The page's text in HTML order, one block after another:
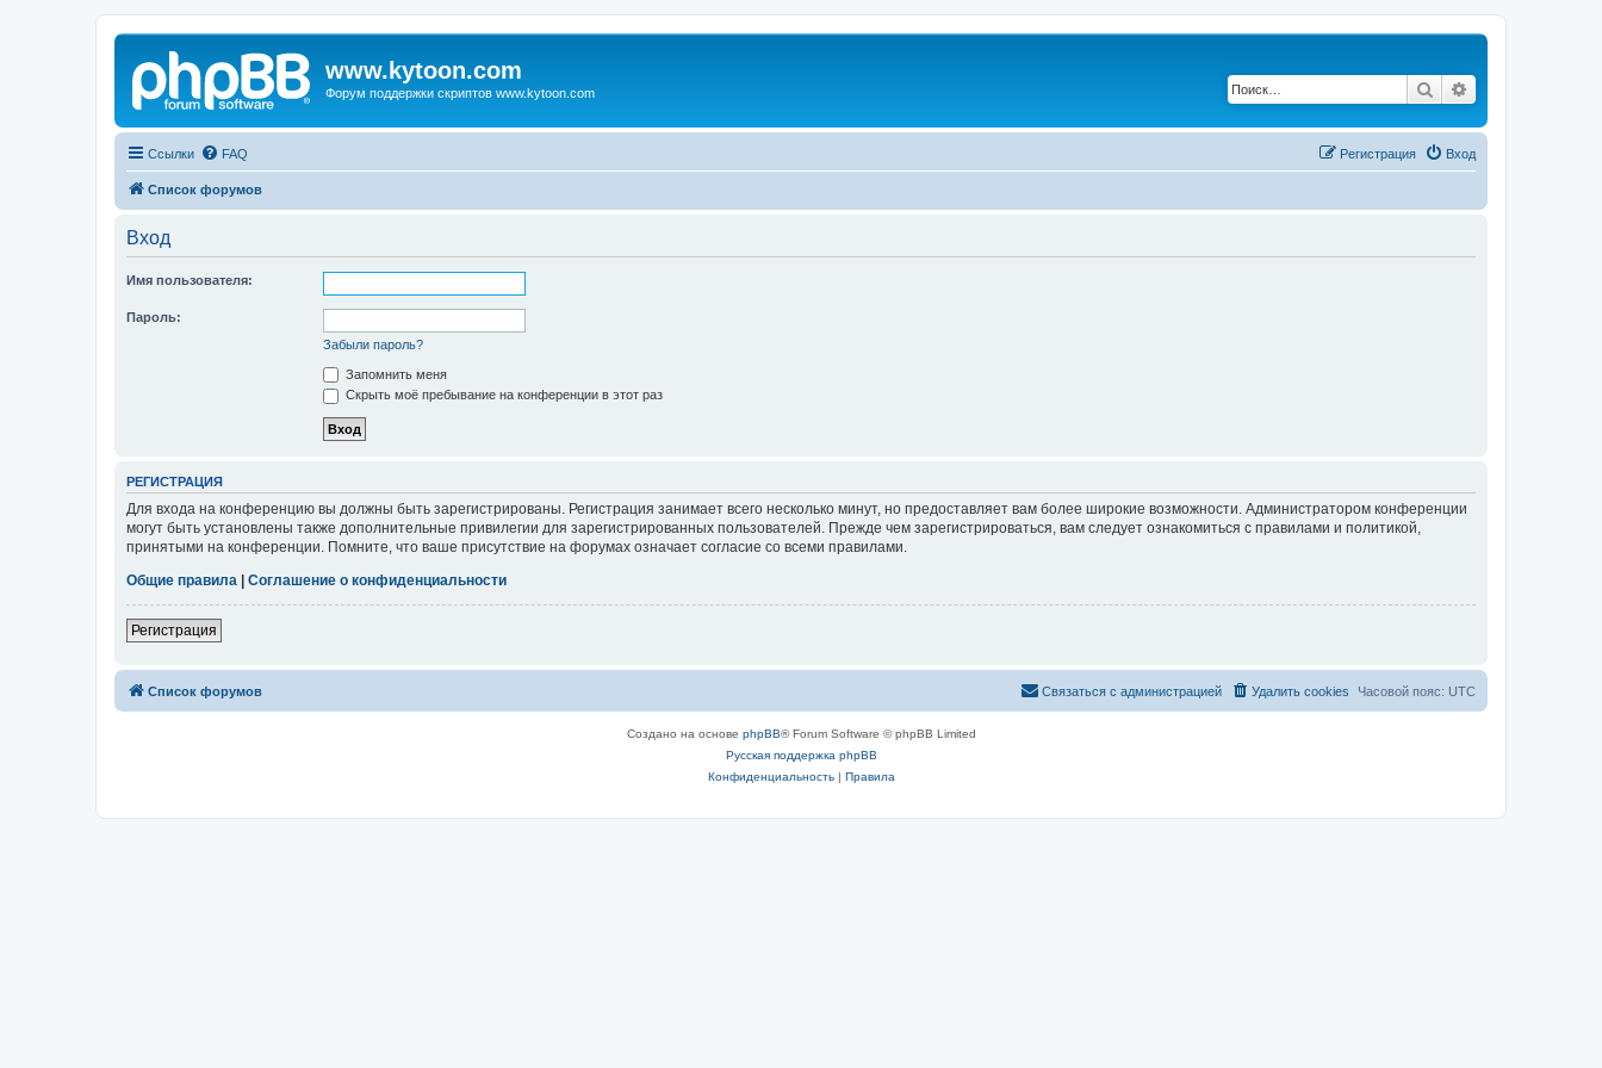
www.kytoon.com
Форум поддержки скриптов www.kytoon.com Поиск
Ссылки FAQ Вход
Регистрация
Список форумов
Вход
Имя пользователя:
Пароль:
Забыли пароль?
Запомнить меня
Скрыть моё пребывание на конференции в этот раз
РЕГИСТРАЦИЯ
Для входа на конференцию вы должны быть зарегистрированы. Регистрация занимает всего несколько минут, но предоставляет вам более широкие возможности. Администратором конференции
могут быть установлены также дополнительные привилегии для зарегистрированных пользователей. Прежде чем зарегистрироваться, вам следует ознакомиться с правилами и политикой,
принятыми на конференции. Помните, что ваше присутствие на форумах означает согласие со всеми правилами.
Общие правила
Соглашение о конфиденциальности
Регистрация
Список форумов Часовой пояс: UTC
Удалить cookies
Связаться с администрацией
Создано на основе phpBB® Forum Software © phpBB Limited
Русская поддержка phpBB
Конфиденциальность| Правила